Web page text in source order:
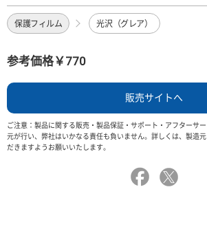
保護フィルム 光沢（グレア）
参考価格￥770
販売サイトへ
ご注意：製品に関する販売・製品保証・サポート・アフターサ
元が行い、弊社はいかなる責任も負いません。詳しくは、製造
だきますようお願いいたします。